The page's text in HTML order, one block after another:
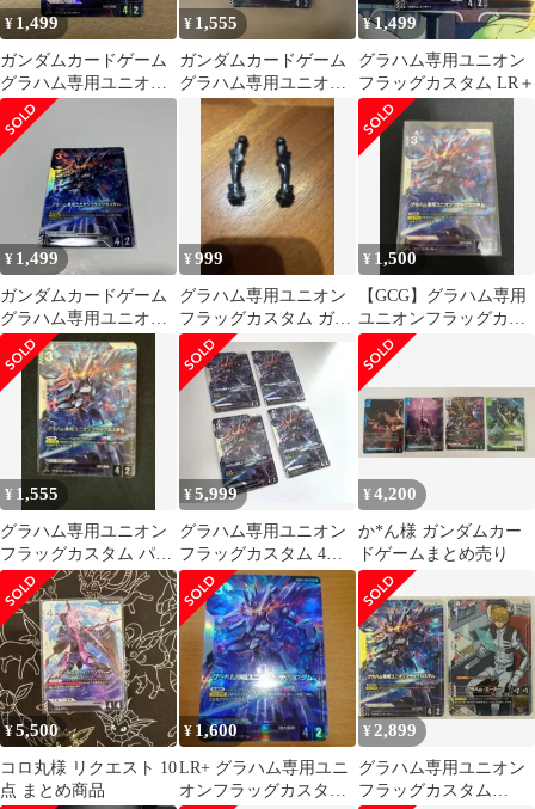
¥ 1,499
ガンダムカードゲーム
グラハム専用ユニオン
フラッグカスタム LR+
パラレル
¥ 1,555
ガンダムカードゲーム
グラハム専用ユニオン
フラッグカスタム LR+
パラレル
¥1,499
グラハム専用ユニオン
フラッグカスタム LR＋
¥ 1,499
ガンダムカードゲーム
グラハム専用ユニオン
フラッグカスタム LR+
パラレル
¥999
グラハム専用ユニオン
フラッグカスタム ガン
プラ ジャンク 腕
¥ 1,500
【GCG】グラハム専用
ユニオンフラッグカス
タム LR+ パラレル
¥ 1,555
グラハム専用ユニオン
フラッグカスタム パラ
レル LR+
¥5,999
グラハム専用ユニオン
フラッグカスタム 4枚
LR+ パラレル
¥4,200
か*ん様 ガンダムカー
ドゲームまとめ売り
¥5,500
コロ丸様 リクエスト 10
点 まとめ商品
¥ 1,600
LR+ グラハム専用ユニ
オンフラッグカスタム
¥ 2,899
グラハム専用ユニオン
フラッグカスタム